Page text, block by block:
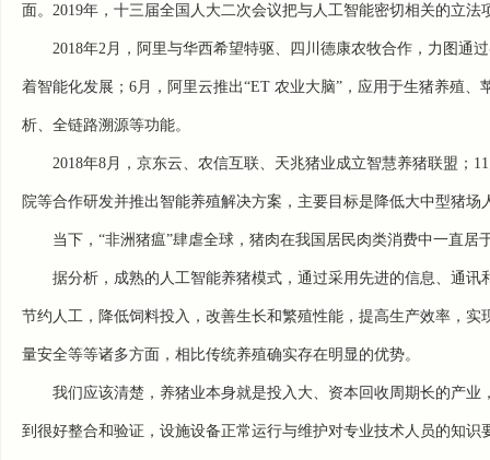
面。2019年，十三届全国人大二次会议把与人工智能密切相关的立法
2018年2月，阿里与华西希望特驱、四川德康农牧合作，力图通
着智能化发展；6月，阿里云推出“ET 农业大脑”，应用于生猪养殖
析、全链路溯源等功能。
2018年8月，京东云、农信互联、天兆猪业成立智慧养猪联盟；
院等合作研发并推出智能养殖解决方案，主要目标是降低大中型猪
当下，“非洲猪瘟”肆虐全球，猪肉在我国居民肉类消费中一直
据分析，成熟的人工智能养猪模式，通过采用先进的信息、通
节约人工，降低饲料投入，改善生长和繁殖性能，提高生产效率，
量安全等等诸多方面，相比传统养殖确实存在明显的优势。
我们应该清楚，养猪业本身就是投入大、资本回收周期长的产
到很好整合和验证，设施设备正常运行与维护对专业技术人员的知